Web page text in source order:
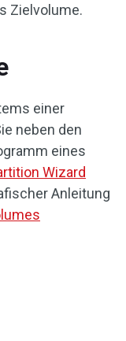
Zielvolume.
einer
neben den
eines
Wizard
Anleitung